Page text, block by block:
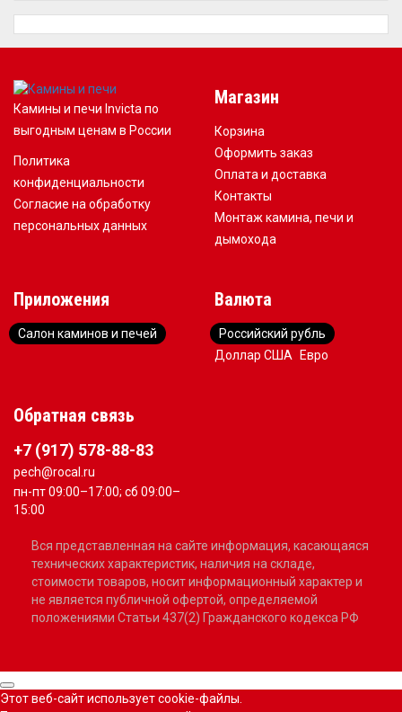
Камины и печи Invicta по
выгодным ценам в России
Политика
конфиденциальности
Согласие на обработку
персональных данных
Магазин
Корзина
Оформить заказ
Оплата и доставка
Контакты
Монтаж камина, печи и
дымохода
Приложения
Салон каминов и печей
Валюта
Российский рубль
Доллар США
Евро
Обратная связь
+7 (917) 578-88-83
pech@rocal.ru
пн-пт 09:00–17:00; сб 09:00–
15:00
Вся представленная на сайте информация, касающаяся
технических характеристик, наличия на складе,
стоимости товаров, носит информационный характер и
не является публичной офертой, определяемой
положениями Статьи 437(2) Гражданского кодекса РФ
Этот веб-сайт использует cookie-файлы.